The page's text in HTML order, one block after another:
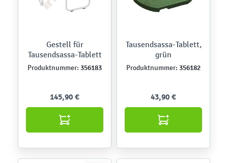
Gestell für
Tausendsassa-Tablett
Produktnummer: 356183
145,90 €
Tausendsassa-Tablett,
grün
Produktnummer: 356182
43,90 €